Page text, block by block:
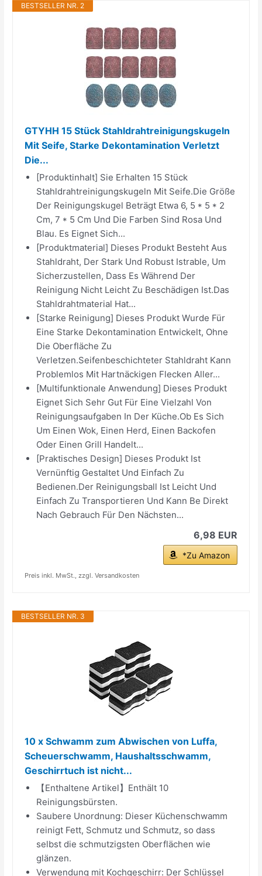
BESTSELLER NR. 2
GTYHH 15 Stück Stahldrahtreinigungskugeln
Mit Seife, Starke Dekontamination Verletzt
Die...
[Produktinhalt] Sie Erhalten 15 Stück
Stahldrahtreinigungskugeln Mit Seife.Die Größe
Der Reinigungskugel Beträgt Etwa 6, 5 * 5 * 2
Cm, 7 * 5 Cm Und Die Farben Sind Rosa Und
Blau. Es Eignet Sich...
[Produktmaterial] Dieses Produkt Besteht Aus
Stahldraht, Der Stark Und Robust Istrable, Um
Sicherzustellen, Dass Es Während Der
Reinigung Nicht Leicht Zu Beschädigen Ist.Das
Stahldrahtmaterial Hat...
[Starke Reinigung] Dieses Produkt Wurde Für
Eine Starke Dekontamination Entwickelt, Ohne
Die Oberfläche Zu
Verletzen.Seifenbeschichteter Stahldraht Kann
Problemlos Mit Hartnäckigen Flecken Aller...
[Multifunktionale Anwendung] Dieses Produkt
Eignet Sich Sehr Gut Für Eine Vielzahl Von
Reinigungsaufgaben In Der Küche.Ob Es Sich
Um Einen Wok, Einen Herd, Einen Backofen
Oder Einen Grill Handelt...
[Praktisches Design] Dieses Produkt Ist
Vernünftig Gestaltet Und Einfach Zu
Bedienen.Der Reinigungsball Ist Leicht Und
Einfach Zu Transportieren Und Kann Be Direkt
Nach Gebrauch Für Den Nächsten...
6,98 EUR
*Zu Amazon
Preis inkl. MwSt., zzgl. Versandkosten
BESTSELLER NR. 3
10 x Schwamm zum Abwischen von Luffa,
Scheuerschwamm, Haushaltsschwamm,
Geschirrtuch ist nicht...
【Enthaltene Artikel】Enthält 10
Reinigungsbürsten.
Saubere Unordnung: Dieser Küchenschwamm
reinigt Fett, Schmutz und Schmutz, so dass
selbst die schmutzigsten Oberflächen wie
glänzen.
Verwendung mit Kochgeschirr: Der Schlüssel